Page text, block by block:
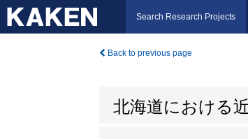
Search Research Projects
Back to previous page
北海道における